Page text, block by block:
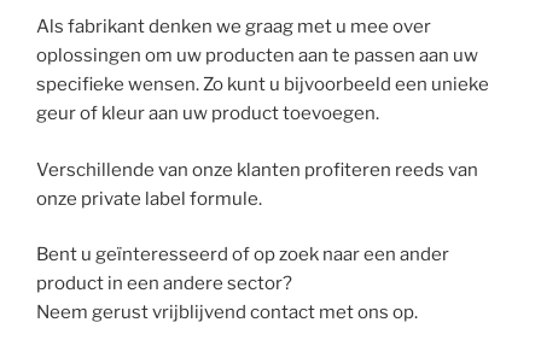
Als fabrikant denken we graag met u mee over
oplossingen om uw producten aan te passen aan uw
specifieke wensen. Zo kunt u bijvoorbeeld een unieke
geur of kleur aan uw product toevoegen.
Verschillende van onze klanten profiteren reeds van
onze private label formule.
Bent u geïnteresseerd of op zoek naar een ander
product in een andere sector?
Neem gerust vrijblijvend contact met ons op.